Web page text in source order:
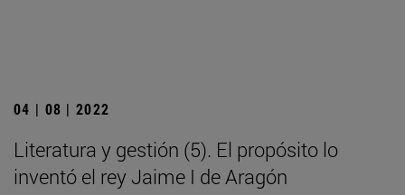
04 | 08 | 2022
Literatura y gestión (5). El propósito lo
inventó el rey Jaime I de Aragón